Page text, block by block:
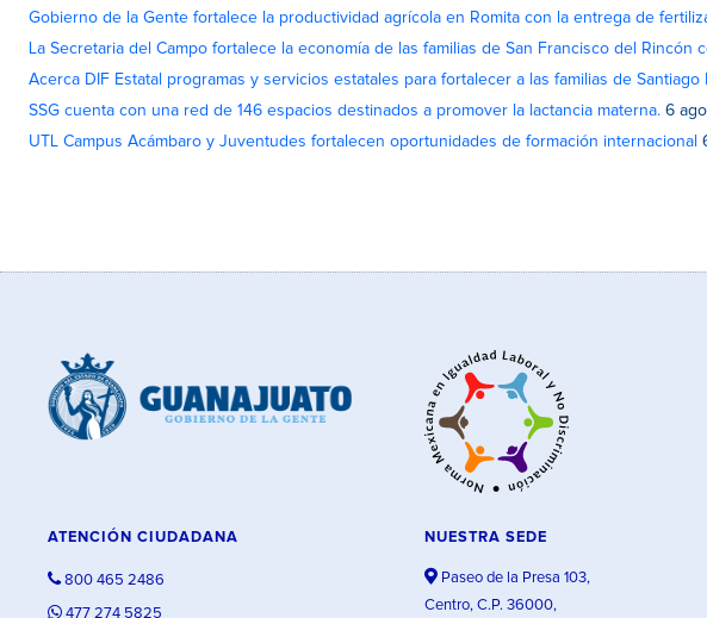
Gobierno de la Gente fortalece la productividad agrícola en Romita con la entrega de
La Secretaria del Campo fortalece la economía de las familias de San Francisco del Rincón
Acerca DIF Estatal programas y servicios estatales para fortalecer a las familias de Santiago
SSG cuenta con una red de 146 espacios destinados a promover la lactancia materna. 6
UTL Campus Acámbaro y Juventudes fortalecen oportunidades de formación internacional
ATENCIÓN CIUDADANA
800 465 2486
477 274 5825
NUESTRA SEDE
Paseo de la Presa 103,
Centro, C.P. 36000,